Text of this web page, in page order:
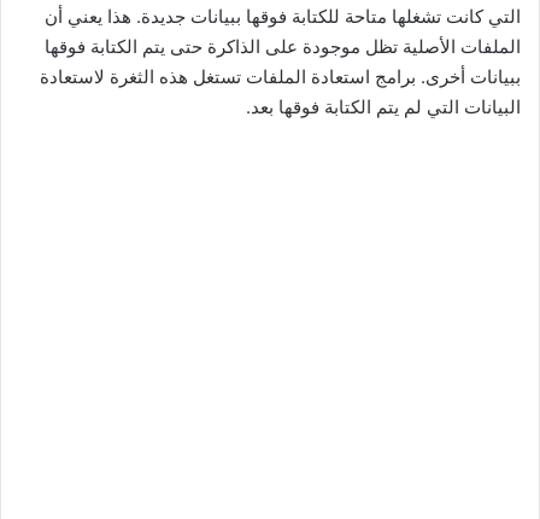
التي كانت تشغلها متاحة للكتابة فوقها ببيانات جديدة. هذا يعني أن
الملفات الأصلية تظل موجودة على الذاكرة حتى يتم الكتابة فوقها
ببيانات أخرى. برامج استعادة الملفات تستغل هذه الثغرة لاستعادة
البيانات التي لم يتم الكتابة فوقها بعد.